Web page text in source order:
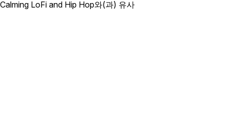
Calming LoFi and Hip Hop와(과) 유사